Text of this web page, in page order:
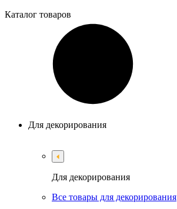
Каталог товаров
Для декорирования
Для декорирования
Все товары для декорирования